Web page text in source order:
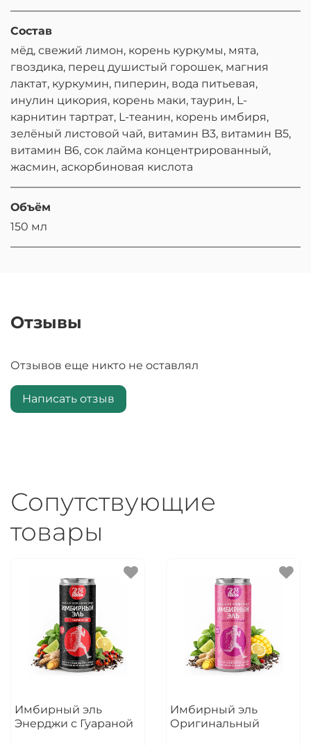
Состав
мёд, свежий лимон, корень куркумы, мята,
гвоздика, перец душистый горошек, магния
лактат, куркумин, пиперин, вода питьевая,
инулин цикория, корень маки, таурин, L-
карнитин тартрат, L-теанин, корень имбиря,
зелёный листовой чай, витамин B3, витамин B5,
витамин B6, сок лайма концентрированный,
жасмин, аскорбиновая кислота
Объём
150 мл
Отзывы
Отзывов еще никто не оставлял
Написать отзыв
Сопутствующие
товары
Имбирный эль
Энерджи с Гуараной
Имбирный эль
Оригинальный